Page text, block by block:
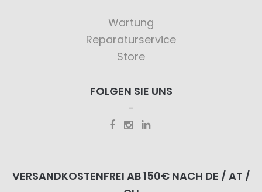
Wartung
Reparaturservice
Store
FOLGEN SIE UNS
VERSANDKOSTENFREI AB 150€ NACH DE / AT /